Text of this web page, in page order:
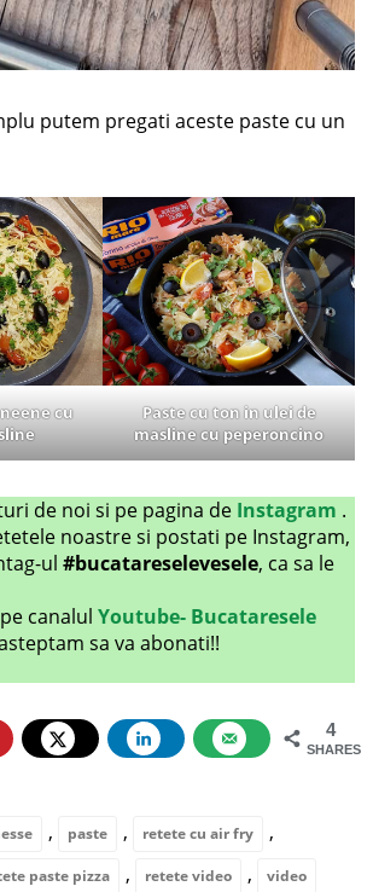
putem pregati aceste paste cu un
cu
Paste cu ton in ulei de
masline cu peperoncino
de noi si pe pagina de Instagram .
noastre si postati pe Instagram,
ul #bucatareselevesele, ca sa le
canalul Youtube- Bucataresele
sa va abonati!!
4
SHARES
, paste , retete cu air fry ,
paste pizza , retete video , video